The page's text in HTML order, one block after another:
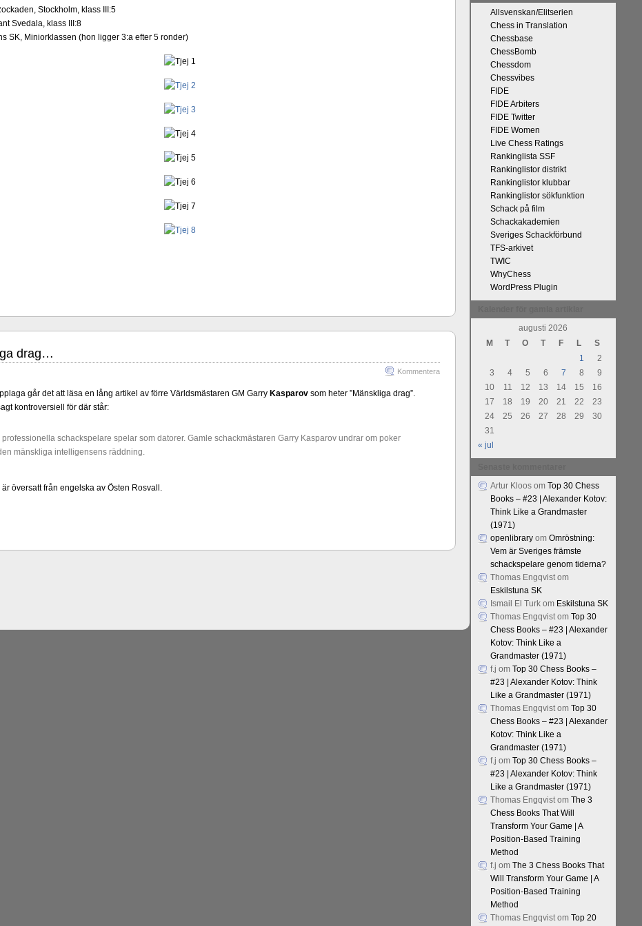
meddelat att han avslutat sin professionella karriär. Bakgrunden är att han tycker han
som schackspelare och nu vill ägna sig åt att undervisa schack för barn. Han nämner att det han
när han besegrade Kasparov år 2000, med remivapnet Berlinvarianten i Spanskt, får vara
5 maj. Idag - 26 januari - är det premiär förturneringshemsidan. Jonas Dahlgren
Stockholm, klass III:5
Svedala, klass III:8
SK, Miniorklassen (hon ligger 3:a efter 5 ronder)
drag…
Kommentera
går det att läsa en lång artikel av förre Världsmästaren GM Garry Kasparovsom heter ”Mänskliga drag”.
kontroversiell för där står:
professionella schackspelare spelar som datorer. Gamle schackmästaren Garry Kasparov undrar om poker
mänskliga intelligensens räddning.
översatt från engelska av Östen Rosvall.
Allsvenskan/Elitserien
Chess in Translation
Chessbase
ChessBomb
Chessdom
Chessvibes
FIDE
FIDE Arbiters
FIDE Twitter
FIDE Women
Live Chess Ratings
Rankinglista SSF
Rankinglistor distrikt
Rankinglistor klubbar
Rankinglistor sökfunktion
Schack på film
Schackakademien
Sveriges Schackförbund
TFS-arkivet
TWIC
WhyChess
WordPress Plugin
augusti 2026
M
T O T F L
S
1
2
3
4 5 6 7 8
9
10
11 12 13 14 15
16
17
18 19 20 21 22
23
24
25 26 27 28 29
30
31
« jul
Artur Kloosom Top 30 Chess
Books – #23 | Alexander Kotov:
Think Like a Grandmaster
(1971)
openlibraryom Omröstning:
Vem är Sveriges främste
schackspelare genom tiderna?
Thomas Engqvistom
Eskilstuna SK
Ismail El Turkom Eskilstuna SK
Thomas Engqvistom Top 30
Chess Books – #23 | Alexander
Kotov: Think Like a
Grandmaster (1971)
f.j om Top 30 Chess Books –
#23 | Alexander Kotov: Think
Like a Grandmaster (1971)
Thomas Engqvistom Top 30
Chess Books – #23 | Alexander
Kotov: Think Like a
Grandmaster (1971)
f.j om Top 30 Chess Books –
#23 | Alexander Kotov: Think
Like a Grandmaster (1971)
Thomas Engqvistom The 3
Chess Books That Will
Transform Your Game | A
Position-Based Training
Method
f.j om The 3 Chess Books That
Will Transform Your Game | A
Position-Based Training
Method
Thomas Engqvistom Top 20